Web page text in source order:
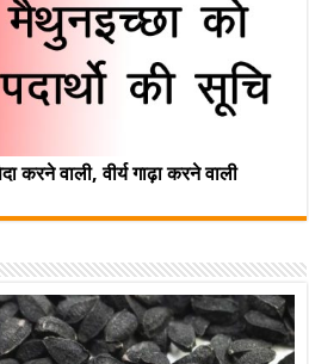
करने वाली, वीर्य गाढ़ा करने वाली